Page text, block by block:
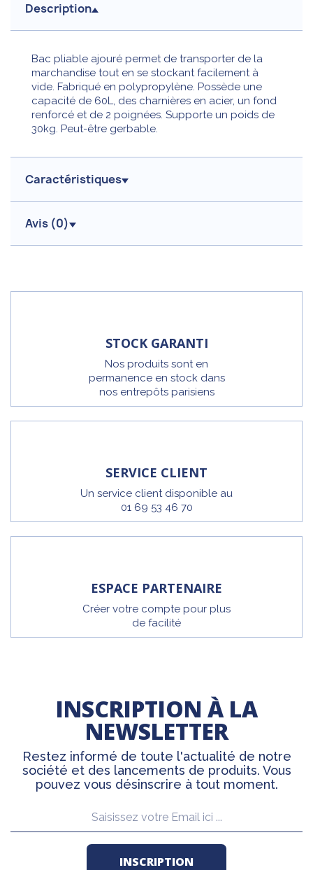
Description
Bac pliable ajouré permet de transporter de la
marchandise tout en se stockant facilement à
vide. Fabriqué en polypropylène. Possède une
capacité de 60L, des charnières en acier, un fond
renforcé et de 2 poignées. Supporte un poids de
30kg. Peut-être gerbable.
Caractéristiques
Avis (0)
STOCK GARANTI
Nos produits sont en
permanence en stock dans
nos entrepôts parisiens
SERVICE CLIENT
Un service client disponible au
01 69 53 46 70
ESPACE PARTENAIRE
Créer votre compte pour plus
de facilité
INSCRIPTION À LA
NEWSLETTER
Restez informé de toute l'actualité de notre
société et des lancements de produits. Vous
pouvez vous désinscrire à tout moment.